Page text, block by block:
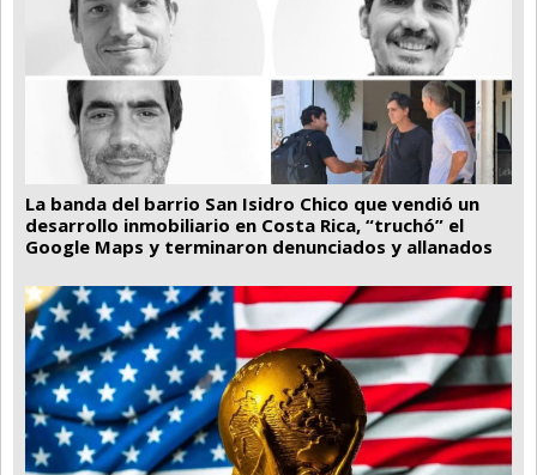
La banda del barrio San Isidro Chico que vendió un
desarrollo inmobiliario en Costa Rica, “truchó” el
Google Maps y terminaron denunciados y allanados